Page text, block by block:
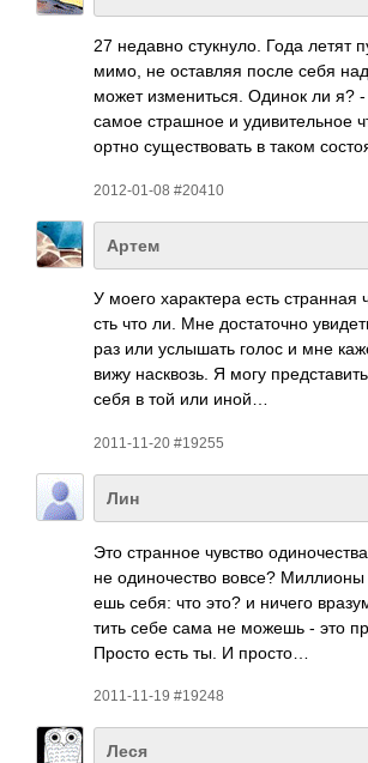
27 недавно стук­нуло. Года летят
мимо, не оста­вляя после себя
может изме­нить­ся. Одинок ли я?
самое стра­шное и удив­ител­ьное
ортно суще­ство­вать в таком
2012-01-08 #20410
Артем
У моего хара­ктера есть
сть что ли. Мне дост­аточно
раз или услы­шать голос и мне
вижу наск­возь. Я могу
себя в той или иной…
2011-11-20 #19255
Лин
Это стра­нное чувство
не один­очес­тво вовсе?
ешь себя: что это? и ничего
тить себе сама не можешь - это
Просто есть ты. И просто…
2011-11-19 #19248
Леся